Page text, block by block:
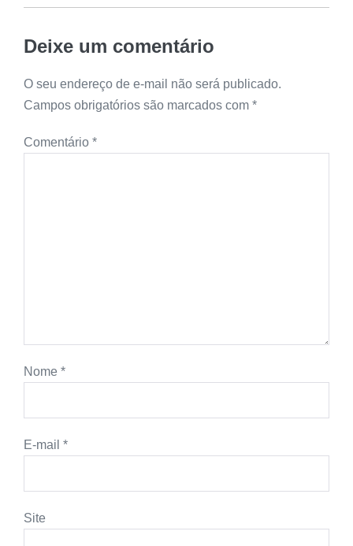
Deixe um comentário
O seu endereço de e-mail não será publicado.
Campos obrigatórios são marcados com *
Comentário *
Nome *
E-mail *
Site